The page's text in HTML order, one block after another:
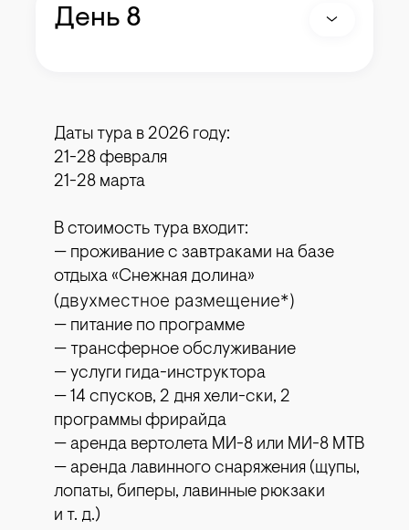
День 8
Даты тура в 2026 году:
21-28 февраля
21-28 марта
В стоимость тура входит:
— проживание с завтраками на базе
отдыха «Снежная долина»
(двухместное размещение*)
— питание по программе
— трансферное обслуживание
— услуги гида-инструктора
— 14 спусков, 2 дня хели-ски, 2
программы фрирайда
— аренда вертолета МИ-8 или МИ-8 МТВ
— аренда лавинного снаряжения (щупы,
лопаты, биперы, лавинные рюкзаки
и т. д.)